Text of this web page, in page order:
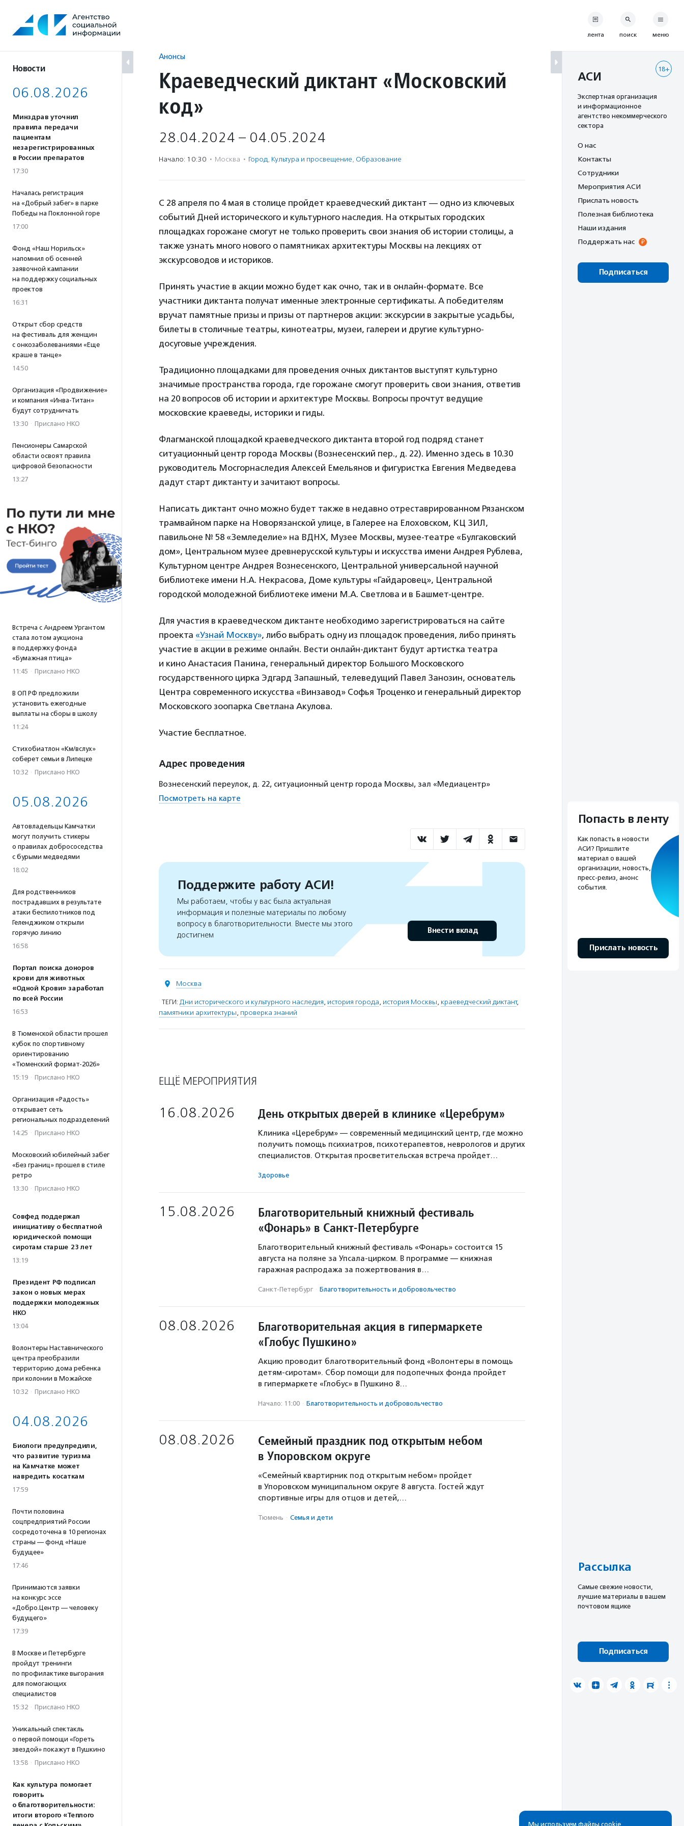
содержанию
Новости
06.08.2026
Минздрав уточнил
правила передачи
пациентам
незарегистрированных
в России препаратов
17:30
Началась регистрация
на «Добрый забег» в парке
Победы на Поклонной горе
17:00
Фонд «Наш Норильск»
напомнил об осенней
заявочной кампании
на поддержку социальных
проектов
16:31
Открыт сбор средств
на фестиваль для женщин
с онкозаболеваниями «Еще
краше в танце»
14:50
Организация «Продвижение»
и компания «Инва-Титан»
будут сотрудничать
13:30 · Прислано НКО
Пенсионеры Самарской
области освоят правила
цифровой безопасности
13:27
Встреча с Андреем Ургантом
стала лотом аукциона
в поддержку фонда
«Бумажная птица»
11:45 · Прислано НКО
В ОП РФ предложили
установить ежегодные
выплаты на сборы в школу
11:24
Стихобиатлон «Км/вслух»
соберет семьи в Липецке
10:32 · Прислано НКО
05.08.2026
Автовладельцы Камчатки
могут получить стикеры
о правилах добрососедства
с бурыми медведями
18:02
Для родственников
пострадавших в результате
атаки беспилотников под
Геленджиком открыли
горячую линию
16:58
Портал поиска доноров
крови для животных
«Одной Крови» заработал
по всей России
16:53
В Тюменской области прошел
кубок по спортивному
ориентированию
«Тюменский формат-2026»
15:19 · Прислано НКО
Организация «Радость»
открывает сеть
региональных подразделений
14:25 · Прислано НКО
Московский юбилейный забег
«Без границ» прошел в стиле
ретро
13:30 · Прислано НКО
Совфед поддержал
инициативу о бесплатной
юридической помощи
сиротам старше 23 лет
13:19
Президент РФ подписал
закон о новых мерах
поддержки молодежных
НКО
13:04
Волонтеры Наставнического
центра преобразили
территорию дома ребенка
при колонии в Можайске
10:32 · Прислано НКО
04.08.2026
Биологи предупредили,
что развитие туризма
на Камчатке может
навредить косаткам
17:59
Почти половина
соцпредприятий России
сосредоточена в 10 регионах
страны — фонд «Наше
будущее»
17:46
Принимаются заявки
на конкурс эссе
«Добро.Центр — человеку
будущего»
17:39
В Москве и Петербурге
пройдут тренинги
по профилактике выгорания
для помогающих
специалистов
15:32 · Прислано НКО
Уникальный спектакль
о первой помощи «Гореть
звездой» покажут в Пушкино
13:58 · Прислано НКО
Как культура помогает
говорить
о благотворительности:
итоги второго «Теплого
Анонсы
Краеведческий диктант «Московский
код»
28.04.2024 – 04.05.2024
Начало: 10:30 · Москва · Город, Культура и просвещение, Образование
С 28 апреля по 4 мая в столице пройдет краеведческий диктант — одно из ключевых
событий Дней исторического и культурного наследия. На открытых городских
площадках горожане смогут не только проверить свои знания об истории столицы, а
также узнать много нового о памятниках архитектуры Москвы на лекциях от
экскурсоводов и историков.
Принять участие в акции можно будет как очно, так и в онлайн-формате. Все
участники диктанта получат именные электронные сертификаты. А победителям
вручат памятные призы и призы от партнеров акции: экскурсии в закрытые усадьбы,
билеты в столичные театры, кинотеатры, музеи, галереи и другие культурно-
досуговые учреждения.
Традиционно площадками для проведения очных диктантов выступят культурно
значимые пространства города, где горожане смогут проверить свои знания, ответив
на 20 вопросов об истории и архитектуре Москвы. Вопросы прочтут ведущие
московские краеведы, историки и гиды.
Флагманской площадкой краеведческого диктанта второй год подряд станет
ситуационный центр города Москвы (Вознесенский пер., д. 22). Именно здесь в 10.30
руководитель Мосгорнаследия Алексей Емельянов и фигуристка Евгения Медведева
дадут старт диктанту и зачитают вопросы.
Написать диктант очно можно будет также в недавно отреставрированном Рязанском
трамвайном парке на Новорязанской улице, в Галерее на Елоховском, КЦ ЗИЛ,
павильоне № 58 «Земледелие» на ВДНХ, Музее Москвы, музее-театре «Булгаковский
дом», Центральном музее древнерусской культуры и искусства имени Андрея Рублева,
Культурном центре Андрея Вознесенского, Центральной универсальной научной
библиотеке имени Н.А. Некрасова, Доме культуры «Гайдаровец», Центральной
городской молодежной библиотеке имени М.А. Светлова и в Башмет-центре.
Для участия в краеведческом диктанте необходимо зарегистрироваться на сайте
проекта «Узнай Москву», либо выбрать одну из площадок проведения, либо принять
участие в акции в режиме онлайн. Вести онлайн-диктант будут артистка театра
и кино Анастасия Панина, генеральный директор Большого Московского
государственного цирка Эдгард Запашный, телеведущий Павел Занозин, основатель
Центра современного искусства «Винзавод» Софья Троценко и генеральный директор
Московского зоопарка Светлана Акулова.
Участие бесплатное.
Адрес проведения
Вознесенский переулок, д. 22, ситуационный центр города Москвы, зал «Медиацентр»
Посмотреть на карте
Поддержите работу АСИ!
Мы работаем, чтобы у вас была актуальная
информация и полезные материалы по любому
вопросу в благотворительности. Вместе мы этого
достигнем
Внести вклад
Москва
ТЕГИ: Дни исторического и культурного наследия, история города, история Москвы, краеведческий диктант,
памятники архитектуры, проверка знаний
ЕЩЁ МЕРОПРИЯТИЯ
16.08.2026 День открытых дверей в клинике «Церебрум»
Клиника «Церебрум» — современный медицинский центр, где можно
получить помощь психиатров, психотерапевтов, неврологов и других
специалистов. Открытая просветительская встреча пройдет…
Здоровье
15.08.2026
Благотворительный книжный фестиваль
«Фонарь» в Санкт-Петербурге
Благотворительный книжный фестиваль «Фонарь» состоится 15
августа на поляне за Упсала-цирком. В программе — книжная
гаражная распродажа за пожертвования в…
Санкт-Петербург · Благотвори­тель­ность и доброволь­чест­во
08.08.2026
Благотворительная акция в гипермаркете
«Глобус Пушкино»
Акцию проводит благотворительный фонд «Волонтеры в помощь
детям-сиротам». Сбор помощи для подопечных фонда пройдет
в гипермаркете «Глобус» в Пушкино 8…
Начало: 11:00 · Благотвори­тель­ность и доброволь­чест­во
08.08.2026
Семейный праздник под открытым небом
в Упоровском округе
«Семейный квартирник под открытым небом» пройдет
в Упоровском муниципальном округе 8 августа. Гостей ждут
спортивные игры для отцов и детей,…
Тюмень · Семья и дети
лента поиск меню
18+
АСИ
Экспертная организация
и информационное
агентство некоммерческого
сектора
О нас
Контакты
Сотрудники
Мероприятия АСИ
Прислать новость
Полезная библиотека
Наши издания
Поддержать нас
Подписаться
Попасть в ленту
Как попасть в новости
АСИ? Пришлите
материал о вашей
организации, новость,
пресс-релиз, анонс
события.
Прислать новость
Рассылка
Cамые свежие новости,
лучшие материалы в вашем
почтовом ящике
Подписаться
Мы используем файлы cookie